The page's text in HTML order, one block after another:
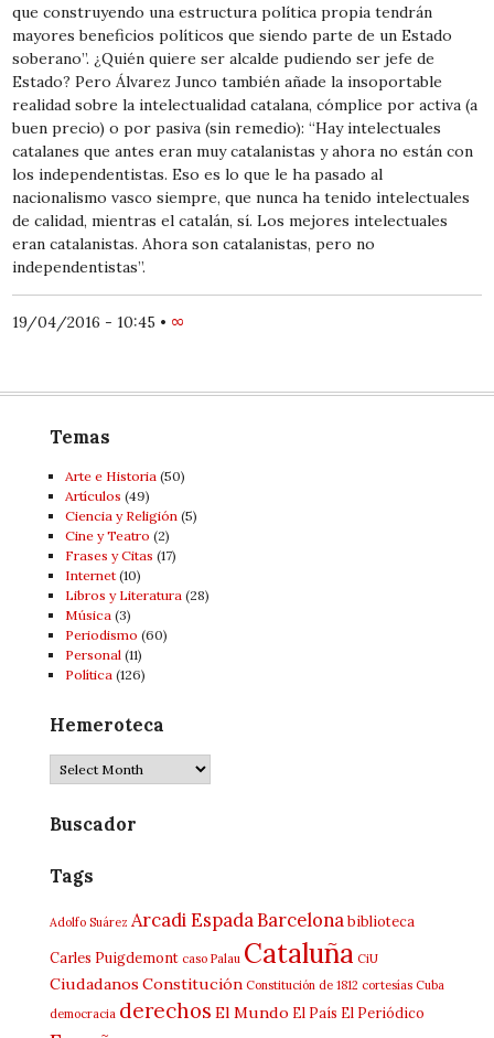
que construyendo una estructura política propia tendrán
mayores beneficios políticos que siendo parte de un Estado
soberano”. ¿Quién quiere ser alcalde pudiendo ser jefe de
Estado? Pero Álvarez Junco también añade la insoportable
realidad sobre la intelectualidad catalana, cómplice por activa (a
buen precio) o por pasiva (sin remedio): “Hay intelectuales
catalanes que antes eran muy catalanistas y ahora no están con
los independentistas. Eso es lo que le ha pasado al
nacionalismo vasco siempre, que nunca ha tenido intelectuales
de calidad, mientras el catalán, sí. Los mejores intelectuales
eran catalanistas. Ahora son catalanistas, pero no
independentistas”.
19/04/2016 - 10:45 • ∞
Temas
Arte e Historia (50)
Artí­culos (49)
Ciencia y Religión (5)
Cine y Teatro (2)
Frases y Citas (17)
Internet(10)
Libros y Literatura (28)
Música (3)
Periodismo (60)
Personal (11)
Política (126)
Hemeroteca
Hemeroteca
Buscador
Tags
Adolfo Suárez Arcadi EspadaBarcelona biblioteca
Carles Puigdemont caso Palau Cataluña CiU
Ciudadanos Constitución Constitución de 1812 cortesías Cuba
democracia derechos El Mundo El País El Periódico